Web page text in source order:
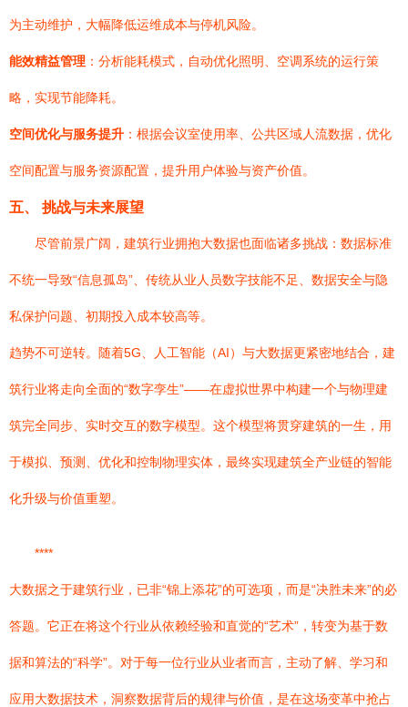
为主动维护，大幅降低运维成本与停机风险。
能效精益管理 ：分析能耗模式，自动优化照明、空调系统的运行策
略，实现节能降耗。
空间优化与服务提升 ：根据会议室使用率、公共区域人流数据，优化
空间配置与服务资源配置，提升用户体验与资产价值。
五、 挑战与未来展望
尽管前景广阔，建筑行业拥抱大数据也面临诸多挑战：数据标准
不统一导致“信息孤岛”、传统从业人员数字技能不足、数据安全与隐
私保护问题、初期投入成本较高等。
趋势不可逆转。随着5G、人工智能（AI）与大数据更紧密地结合，建
筑行业将走向全面的“数字孪生”——在虚拟世界中构建一个与物理建
筑完全同步、实时交互的数字模型。这个模型将贯穿建筑的一生，用
于模拟、预测、优化和控制物理实体，最终实现建筑全产业链的智能
化升级与价值重塑。
****
大数据之于建筑行业，已非“锦上添花”的可选项，而是“决胜未来”的必
答题。它正在将这个行业从依赖经验和直觉的“艺术”，转变为基于数
据和算法的“科学”。对于每一位行业从业者而言，主动了解、学习和
应用大数据技术，洞察数据背后的规律与价值，是在这场变革中抢占